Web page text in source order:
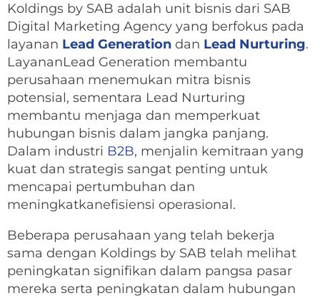
Koldings by SAB adalah unit bisnis dari SAB
Digital Marketing Agency yang berfokus pada
layanan Lead Generation dan Lead Nurturing.
LayananLead Generation membantu
perusahaan menemukan mitra bisnis
potensial, sementara Lead Nurturing
membantu menjaga dan memperkuat
hubungan bisnis dalam jangka panjang.
Dalam industri B2B, menjalin kemitraan yang
kuat dan strategis sangat penting untuk
mencapai pertumbuhan dan
meningkatkanefisiensi operasional.
Beberapa perusahaan yang telah bekerja
sama dengan Koldings by SAB telah melihat
peningkatan signifikan dalam pangsa pasar
mereka serta peningkatan dalam hubungan